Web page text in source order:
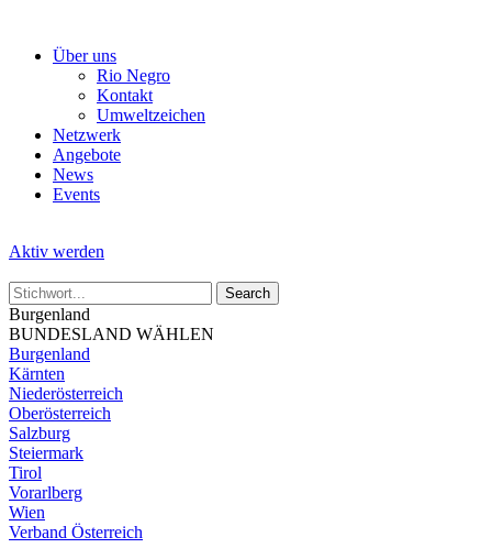
Über uns
Rio Negro
Kontakt
Umweltzeichen
Netzwerk
Angebote
News
Events
Aktiv werden
Burgenland
BUNDESLAND WÄHLEN
Burgenland
Kärnten
Niederösterreich
Oberösterreich
Salzburg
Steiermark
Tirol
Vorarlberg
Wien
Verband Österreich